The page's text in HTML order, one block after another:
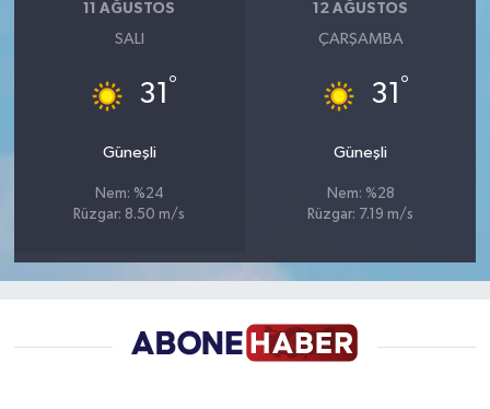
11 AĞUSTOS
SALI
31 °
Güneşli
Nem: %24
Rüzgar: 8.50 m/s
12 AĞUSTOS
ÇARŞAMBA
31 °
Güneşli
Nem: %28
Rüzgar: 7.19 m/s